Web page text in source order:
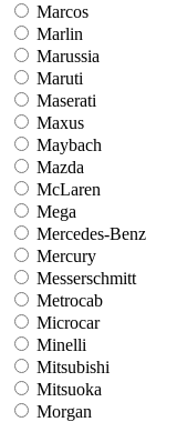
Marcos
Marlin
Marussia
Maruti
Maserati
Maxus
Maybach
Mazda
McLaren
Mega
Mercedes-Benz
Mercury
Messerschmitt
Metrocab
Microcar
Minelli
Mitsubishi
Mitsuoka
Morgan